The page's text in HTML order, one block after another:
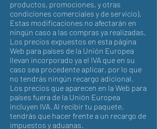
productos, promociones, y otras
condiciones comerciales y de servicio).
Estas modificaciones no afectarán en
ningún caso a las compras ya realizadas.
Los precios expuestos en esta página
Web para países de la Unión Europea
llevan incorporado ya el IVA que en su
caso sea procedente aplicar, por lo que
no tendrás ningún recargo adicional.
Los precios que aparecen en la Web para
países fuera de la Unión Europea
incluyen IVA. Al recibir tu paquete,
tendrás que hacer frente a un recargo de
impuestos y aduanas.